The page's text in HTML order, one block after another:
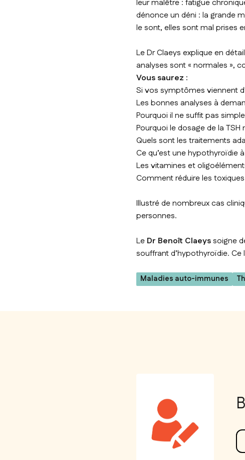
leur malêtre : fatigue
dénonce un déni : la grande
le sont, elles sont mal prises
Le Dr Claeys explique en
analyses sont « normales »,
Vous saurez :
Si vos symptômes viennent
Les bonnes analyses à
Pourquoi il ne suffit pas
Pourquoi le dosage de la TSH
Quels sont les traitements
Ce qu’est une hypothyroïdie
Les vitamines et
Comment réduire les
Illustré de nombreux cas
personnes.
Le Dr Benoît Claeyssoigne
souffrant d’hypothyroïdie.
Maladies auto-immunes